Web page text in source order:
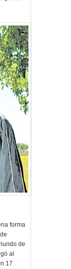
forma
de
al
17